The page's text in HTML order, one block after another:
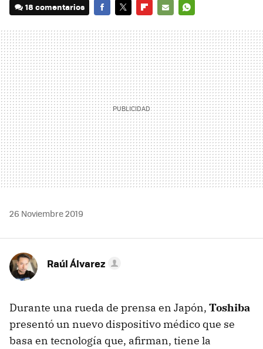
18 comentarios
MAIL
26 Noviembre 2019
Raúl Álvarez
Durante una rueda de prensa en Japón, Toshiba
presentó un nuevo dispositivo médico que se
basa en tecnología que, afirman, tiene la